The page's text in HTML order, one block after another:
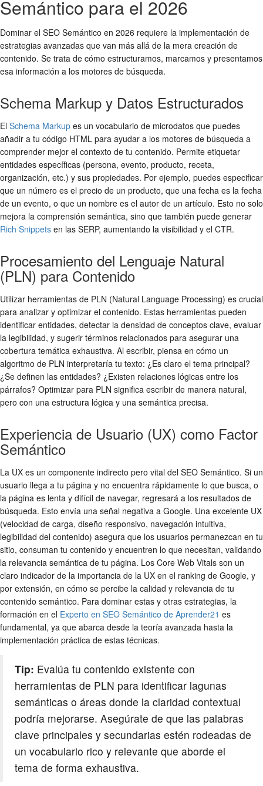
Semántico para el 2026
Dominar el SEO Semántico en 2026 requiere la implementación de
estrategias avanzadas que van más allá de la mera creación de
contenido. Se trata de cómo estructuramos, marcamos y presentamos
esa información a los motores de búsqueda.
Schema Markup y Datos Estructurados
El Schema Markup es un vocabulario de microdatos que puedes
añadir a tu código HTML para ayudar a los motores de búsqueda a
comprender mejor el contexto de tu contenido. Permite etiquetar
entidades específicas (persona, evento, producto, receta,
organización, etc.) y sus propiedades. Por ejemplo, puedes especificar
que un número es el precio de un producto, que una fecha es la fecha
de un evento, o que un nombre es el autor de un artículo. Esto no solo
mejora la comprensión semántica, sino que también puede generar
Rich Snippets en las SERP, aumentando la visibilidad y el CTR.
Procesamiento del Lenguaje Natural
(PLN) para Contenido
Utilizar herramientas de PLN (Natural Language Processing) es crucial
para analizar y optimizar el contenido. Estas herramientas pueden
identificar entidades, detectar la densidad de conceptos clave, evaluar
la legibilidad, y sugerir términos relacionados para asegurar una
cobertura temática exhaustiva. Al escribir, piensa en cómo un
algoritmo de PLN interpretaría tu texto: ¿Es claro el tema principal?
¿Se definen las entidades? ¿Existen relaciones lógicas entre los
párrafos? Optimizar para PLN significa escribir de manera natural,
pero con una estructura lógica y una semántica precisa.
Experiencia de Usuario (UX) como Factor
Semántico
La UX es un componente indirecto pero vital del SEO Semántico. Si un
usuario llega a tu página y no encuentra rápidamente lo que busca, o
la página es lenta y difícil de navegar, regresará a los resultados de
búsqueda. Esto envía una señal negativa a Google. Una excelente UX
(velocidad de carga, diseño responsivo, navegación intuitiva,
legibilidad del contenido) asegura que los usuarios permanezcan en tu
sitio, consuman tu contenido y encuentren lo que necesitan, validando
la relevancia semántica de tu página. Los Core Web Vitals son un
claro indicador de la importancia de la UX en el ranking de Google, y
por extensión, en cómo se percibe la calidad y relevancia de tu
contenido semántico. Para dominar estas y otras estrategias, la
formación en el Experto en SEO Semántico de Aprender21 es
fundamental, ya que abarca desde la teoría avanzada hasta la
implementación práctica de estas técnicas.
Tip: Evalúa tu contenido existente con
herramientas de PLN para identificar lagunas
semánticas o áreas donde la claridad contextual
podría mejorarse. Asegúrate de que las palabras
clave principales y secundarias estén rodeadas de
un vocabulario rico y relevante que aborde el
tema de forma exhaustiva.